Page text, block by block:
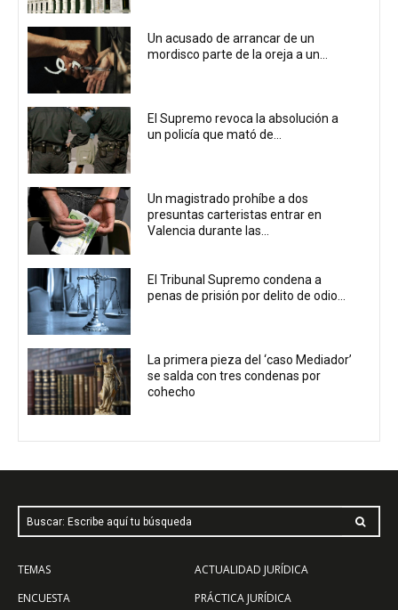
Un acusado de arrancar de un
mordisco parte de la oreja a un...
El Supremo revoca la absolución a
un policía que mató de...
Un magistrado prohíbe a dos
presuntas carteristas entrar en
Valencia durante las...
El Tribunal Supremo condena a
penas de prisión por delito de odio...
La primera pieza del ‘caso Mediador’
se salda con tres condenas por
cohecho
Buscar: Escribe aquí tu búsqueda
TEMAS
ENCUESTA
ACTUALIDAD JURÍDICA
PRÁCTICA JURÍDICA